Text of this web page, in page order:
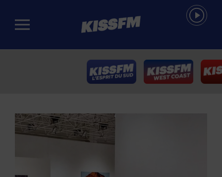
Passer au contenu principal